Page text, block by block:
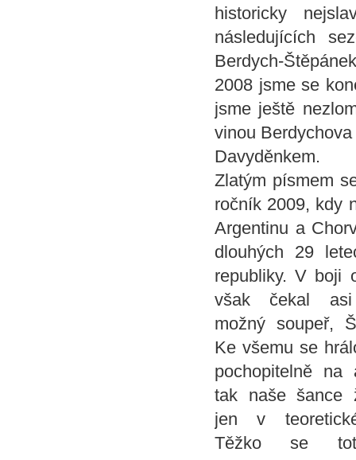
historicky
následujících
Berdych-
2008 jsme se
jsme ještě
vinou
Davyděnkem.
Zlatým písmem
ročník 2009, kdy
Argentinu a
dlouhých 29
republiky.V boji
však čekal asi
možný soupeř,
Ke všemu se
pochopitelně na
tak naše šance
jen v
Těžko se